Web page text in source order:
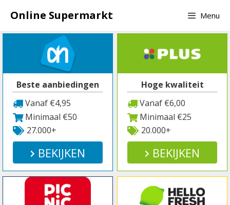
naar
inhoud
Online Supermarkt Menu
Beste aanbiedingen
Vanaf €4,95
Minimaal €50
27.000+
BEKIJKEN
Hoge kwaliteit
Vanaf €6,00
Minimaal €25
20.000+
BEKIJKEN